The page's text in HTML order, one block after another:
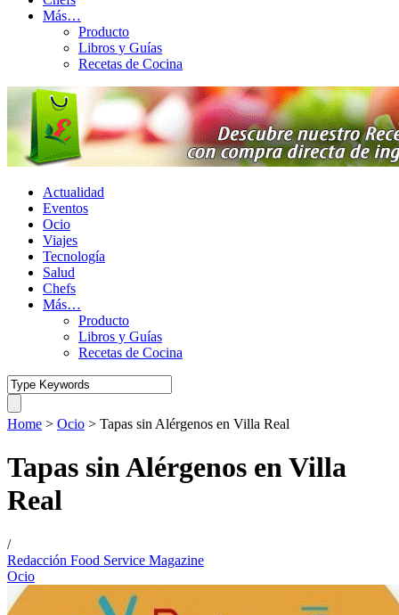
Más…
Producto
Libros y Guías
Recetas de Cocina
Actualidad
Eventos
Ocio
Viajes
Tecnología
Salud
Chefs
Más…
Producto
Libros y Guías
Recetas de Cocina
Home > Ocio > Tapas sin Alérgenos en Villa Real
Tapas sin Alérgenos en Villa
Real
/
Redacción Food Service Magazine
Ocio